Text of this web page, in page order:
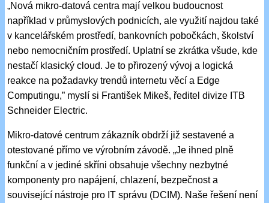
„Nová mikro-datová centra mají velkou budoucnost
například v průmyslových podnicích, ale využití najdou také
v kancelářském prostředí, bankovních pobočkách, školství
nebo nemocničním prostředí. Uplatní se zkrátka všude, kde
nestačí klasický cloud. Je to přirozený vývoj a logická
reakce na požadavky trendů internetu věcí a Edge
Computingu,” myslí si František Mikeš, ředitel divize ITB
Schneider Electric.
Mikro-datové centrum zákazník obdrží již sestavené a
otestované přímo ve výrobním závodě. „Je ihned plně
funkční a v jediné skříni obsahuje všechny nezbytné
komponenty pro napájení, chlazení, bezpečnost a
související nástroje pro IT správu (DCIM). Naše řešení není